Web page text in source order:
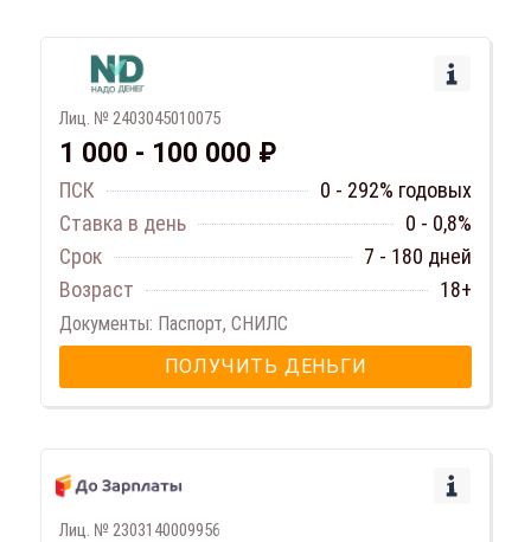
Лиц. № 2403045010075
1 000 - 100 000 ₽
ПСК
0 - 292% годовых
Ставка в день
0 - 0,8%
Срок
7 - 180 дней
Возраст
18+
Документы: Паспорт, СНИЛС
ПОЛУЧИТЬ ДЕНЬГИ
Лиц. № 2303140009956